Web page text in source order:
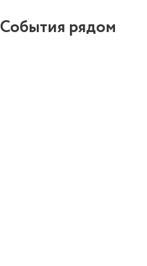
События рядом